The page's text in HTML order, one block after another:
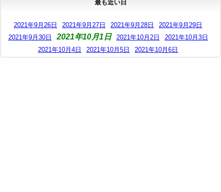
最も近い日
2021年9月26日 2021年9月27日 2021年9月28日
2021年9月29日
2021年9月30日
2021年10月1日 2021年10月2日
2021年10月3日
2021年10月4日
2021年10月5日 2021年10月6日